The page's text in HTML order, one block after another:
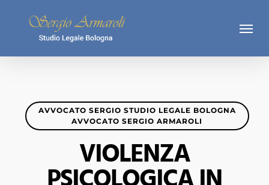
Menu
AVVOCATO SERGIO STUDIO LEGALE BOLOGNA
AVVOCATO SERGIO ARMAROLI
VIOLENZA